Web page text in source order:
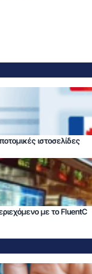
ιστοσελίδες
με το FluentC